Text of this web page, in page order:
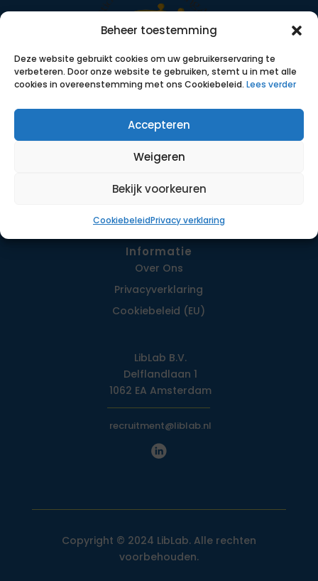
Beheer toestemming
Deze website gebruikt cookies om uw gebruikerservaring te
verbeteren. Door onze website te gebruiken, stemt u in met alle
cookies in overeenstemming met ons Cookiebeleid. Lees verder
Accepteren
Weigeren
Bekijk voorkeuren
CookiebeleidPrivacy verklaring
Menu
Opdrachten
Werkwijze
Detachering
Informatie
Over Ons
Privacy­verklaring
Cookiebeleid (EU)
LibLab B.V.
Delflandlaan 1
1062 EA Amsterdam
recruitment@liblab.nl
Copyright © 2024 LibLab. Alle rechten
voorbehouden.